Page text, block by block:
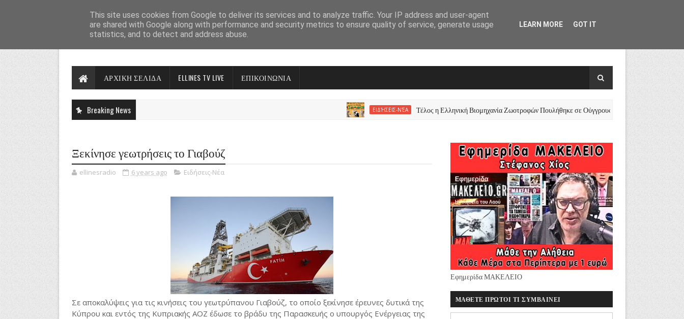
ΑΡΧΙΚΗ ΣΕΛΙΔΑ ELLINES TV LIVE ΕΠΙΚΟΙΝΩΝΙΑ
Breaking News ΕΙΔΉΣΕΙΣ-ΝΈΑ Τέλος η Ελληνική Βιομηχανία Ζωοτροφών Πουλήθηκε σε Ούγγρους ΕΙΔΉΣΕΙΣ-ΝΈΑ
Ξεκίνησε γεωτρήσεις το Γιαβούζ
ellinesradio 6 years ago Ειδήσεις-Νέα
Σε αποκαλύψεις για τις κινήσεις του γεωτρύπανου Γιαβούζ, το οποίο ξεκίνησε έρευνες δυτικά της
Κύπρου και εντός της Κυπριακής ΑΟΖ έδωσε το βράδυ της Παρασκευής ο υπουργός Ενέργειας της
Εφημερίδα ΜΑΚΕΛΕΙΟ
ΜΑΘΕΤΕ ΠΡΩΤΟΙ ΤΙ ΣΥΜΒΑΙΝΕΙ
This site uses cookies from Google to deliver its services and to analyze traffic. Your IP address and user-agent
are shared with Google along with performance and security metrics to ensure quality of service, generate usage
statistics, and to detect and address abuse.
LEARN MORE GOT IT